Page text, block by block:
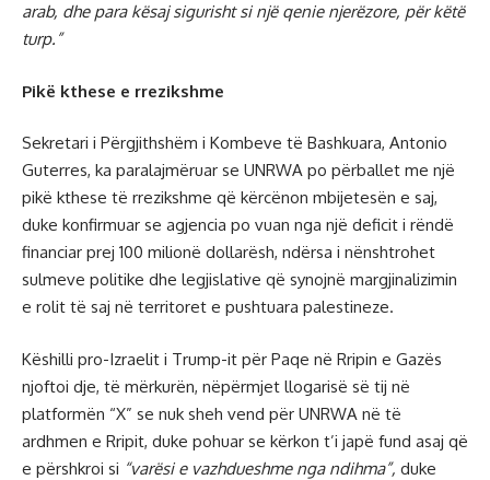
arab, dhe para kësaj sigurisht si një qenie njerëzore, për këtë
turp.”
Pikë kthese e rrezikshme
Sekretari i Përgjithshëm i Kombeve të Bashkuara, Antonio
Guterres, ka paralajmëruar se UNRWA po përballet me një
pikë kthese të rrezikshme që kërcënon mbijetesën e saj,
duke konfirmuar se agjencia po vuan nga një deficit i rëndë
financiar prej 100 milionë dollarësh, ndërsa i nënshtrohet
sulmeve politike dhe legjislative që synojnë margjinalizimin
e rolit të saj në territoret e pushtuara palestineze.
Këshilli pro-Izraelit i Trump-it për Paqe në Rripin e Gazës
njoftoi dje, të mërkurën, nëpërmjet llogarisë së tij në
platformën “X” se nuk sheh vend për UNRWA në të
ardhmen e Rripit, duke pohuar se kërkon t’i japë fund asaj që
e përshkroi si “varësi e vazhdueshme nga ndihma”, duke